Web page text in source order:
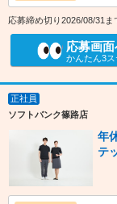
応募締め切り2026/08/31ま
応募画
かんたん3ス
正社員
ソフトバンク篠路店
年
テ